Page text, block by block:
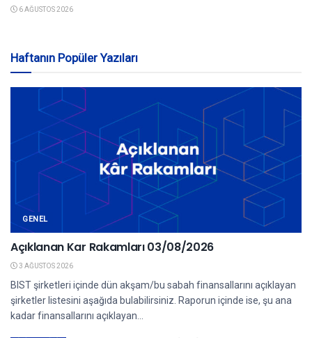
6 AĞUSTOS 2026
Haftanın Popüler Yazıları
GENEL
Açıklanan Kar Rakamları 03/08/2026
3 AĞUSTOS 2026
BIST şirketleri içinde dün akşam/bu sabah finansallarını açıklayan
şirketler listesini aşağıda bulabilirsiniz. Raporun içinde ise, şu ana
kadar finansallarını açıklayan...